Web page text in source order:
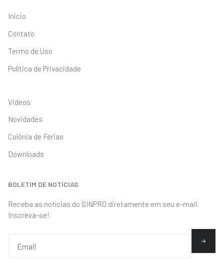
Inicio
Contato
Termo de Uso
Política de Privacidade
Videos
Novidades
Colônia de Férias
Downloads
BOLETIM DE NOTÍCIAS
Receba as notícias do SINPRO diretamente em seu e-mail.
Inscreva-se!